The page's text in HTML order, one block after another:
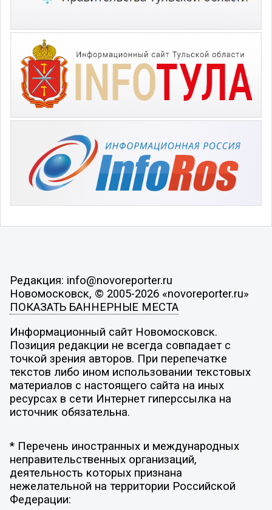
Редакция: info@novoreporter.ru
Новомосковск, © 2005-2026 «novoreporter.ru»
ПОКАЗАТЬ БАННЕРНЫЕ МЕСТА
Информационный сайт Новомосковск.
Позиция редакции не всегда совпадает с
точкой зрения авторов. При перепечатке
текстов либо ином использовании текстовых
материалов с настоящего сайта на иных
ресурсах в сети Интернет гиперссылка на
источник обязательна.
* Перечень иностранных и международных
неправительственных организаций,
деятельность которых признана
нежелательной на территории Российской
Федерации: